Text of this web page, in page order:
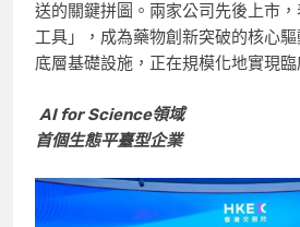
送的關鍵拼圖。兩家公司先後上市
工具」，成為藥物創新突破的核心
底層基礎設施，正在規模化地實現
AI for Science領域
首個生態平臺型企業